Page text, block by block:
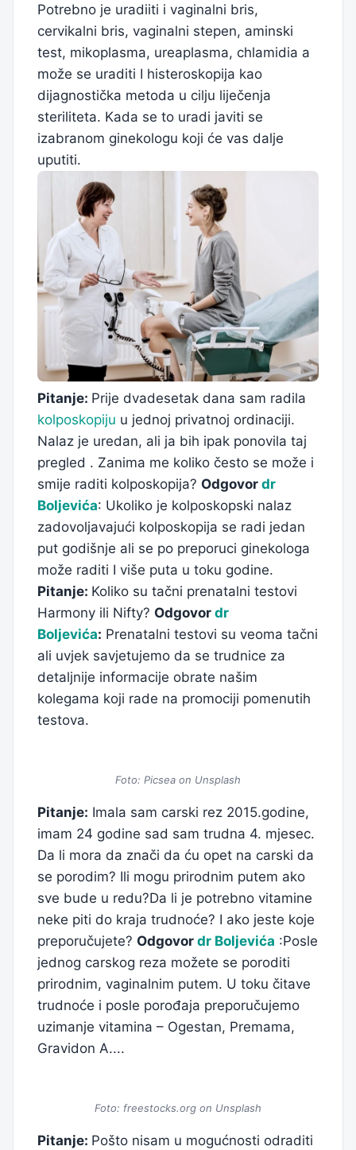
Potrebno je uradiiti i vaginalni bris,
cervikalni bris, vaginalni stepen, aminski
test, mikoplasma, ureaplasma, chlamidia a
može se uraditi I histeroskopija kao
dijagnostička metoda u cilju liječenja
steriliteta. Kada se to uradi javiti se
izabranom ginekologu koji će vas dalje
uputiti.
Pitanje: Prije dvadesetak dana sam radila
kolposkopiju u jednoj privatnoj ordinaciji.
Nalaz je uredan, ali ja bih ipak ponovila taj
pregled . Zanima me koliko često se može i
smije raditi kolposkopija? Odgovor dr
Boljevića: Ukoliko je kolposkopski nalaz
zadovoljavajući kolposkopija se radi jedan
put godišnje ali se po preporuci ginekologa
može raditi I više puta u toku godine.
Pitanje: Koliko su tačni prenatalni testovi
Harmony ili Nifty? Odgovor dr
Boljevića: Prenatalni testovi su veoma tačni
ali uvjek savjetujemo da se trudnice za
detaljnije informacije obrate našim
kolegama koji rade na promociji pomenutih
testova.
Foto: Picsea on Unsplash
Pitanje: Imala sam carski rez 2015.godine,
imam 24 godine sad sam trudna 4. mjesec.
Da li mora da znači da ću opet na carski da
se porodim? Ili mogu prirodnim putem ako
sve bude u redu?Da li je potrebno vitamine
neke piti do kraja trudnoće? I ako jeste koje
preporučujete? Odgovor dr Boljevića :Posle
jednog carskog reza možete se poroditi
prirodnim, vaginalnim putem. U toku čitave
trudnoće i posle porođaja preporučujemo
uzimanje vitamina – Ogestan, Premama,
Gravidon A....
Foto: freestocks.org on Unsplash
Pitanje: Pošto nisam u mogućnosti odraditi